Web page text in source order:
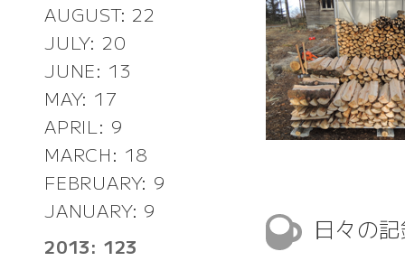
AUGUST: 22
JULY: 20
JUNE: 13
MAY: 17
APRIL: 9
MARCH: 18
FEBRUARY: 9
JANUARY: 9
2013: 123
日々の